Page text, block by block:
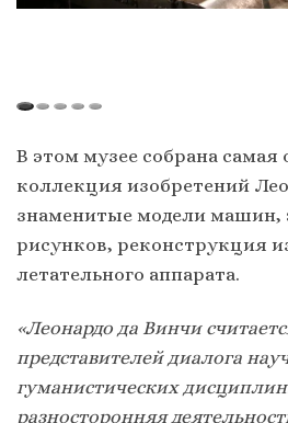
В этом музее собрана
коллекция изобретений
знаменитые модели машин,
рисунков, реконструкция
летательного аппарата.
«Леонардо да Винчи
представителей диалога
гуманистических
разносторонняя